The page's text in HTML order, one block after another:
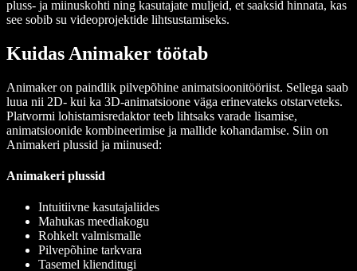
pluss- ja miinuskohti ning kasutajate muljeid, et saaksid hinnata, kas
see sobib su videoprojektide lihtsustamiseks.
Kuidas Animaker töötab
Animaker on paindlik pilvepõhine animatsioonitööriist. Sellega saab
luua nii 2D- kui ka 3D-animatsioone väga erinevateks otstarveteks.
Platvormi lohistamisredaktor teeb lihtsaks varade lisamise,
animatsioonide kombineerimise ja mallide kohandamise. Siin on
Animakeri plussid ja miinused:
Animakeri plussid
Intuitiivne kasutajaliides
Mahukas meediakogu
Rohkelt valmismalle
Pilvepõhine tarkvara
Tasemel klienditugi